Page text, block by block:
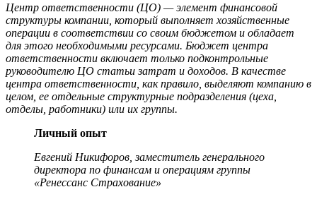
Центр ответственности (ЦО) — элемент финансовой
структуры компании, который выполняет хозяйственные
операции в соответствии со своим бюджетом и обладает
для этого необходимыми ресурсами. Бюджет центра
ответственности включает только подконтрольные
руководителю ЦО статьи затрат и доходов. В качестве
центра ответственности, как правило, выделяют компанию в
целом, ее отдельные структурные подразделения (цеха,
отделы, работники) или их группы.
Личный опыт
Евгений Никифоров, заместитель генерального
директора по финансам и операциям группы
«Ренессанс Страхование»